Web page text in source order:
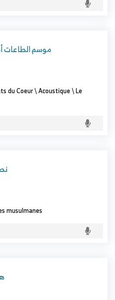
(العربية) موسم
du Coeur\Acoustique\Le
musulmanes